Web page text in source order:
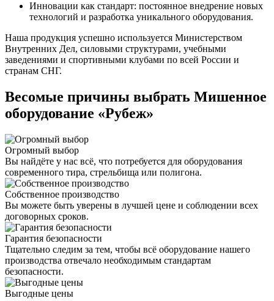
Инновации как стандарт: постоянное внедрение новых
технологий и разработка уникального оборудования.
Наша продукция успешно используется Министерством
Внутренних Дел, силовыми структурами, учебными
заведениями и спортивными клубами по всей России и
странам СНГ.
Весомые причины выбрать Мишенное
оборудование «Рубеж»
Огромный выбор
Вы найдёте у нас всё, что потребуется для оборудования
современного тира, стрельбища или полигона.
Собственное производство
Вы можете быть уверены в лучшей цене и соблюдении всех
договорных сроков.
Гарантия безопасности
Тщательно следим за тем, чтобы всё оборудование нашего
производства отвечало необходимым стандартам
безопасности.
Выгодные цены